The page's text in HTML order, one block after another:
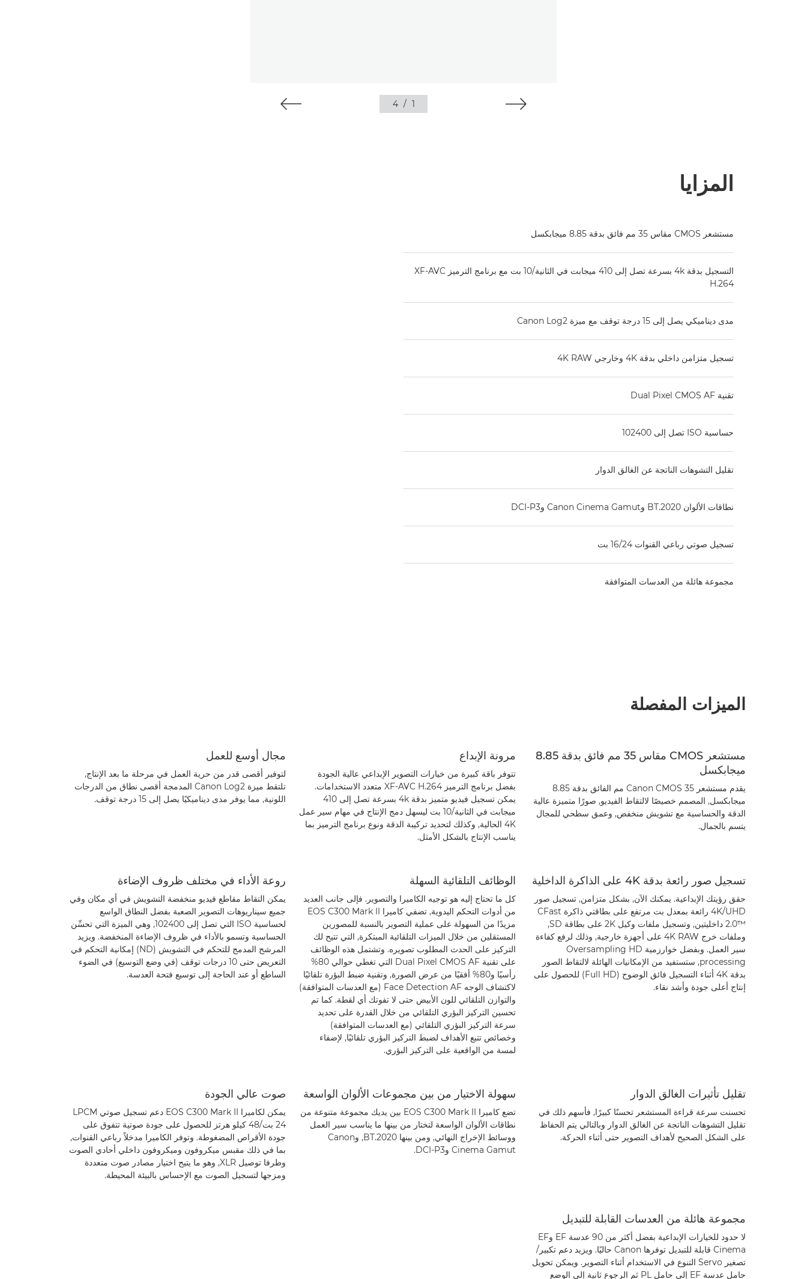
1
/
4
المزايا
مستشعر CMOS مقاس 35 مم فائق بدقة 8.85 ميجابكسل
التسجيل بدقة ‎4k بسرعة تصل إلى 410 ميجابت في الثانية/10 بت مع برنامج الترميز XF-AVC
H.264
مدى ديناميكي يصل إلى 15 درجة توقف مع ميزة Canon Log2
تسجيل متزامن داخلي بدقة ‎4K وخارجي ‎4K RAW
تقنية Dual Pixel CMOS AF
حساسية ISO تصل إلى 102400
تقليل التشوهات الناتجة عن الغالق الدوار
نطاقات الألوان BT.2020 وCanon Cinema Gamut وDCI-P3
تسجيل صوتي رباعي القنوات 16/24 بت
مجموعة هائلة من العدسات المتوافقة
الميزات المفصلة
مستشعر CMOS مقاس 35 مم فائق بدقة 8.85
ميجابكسل
يقدم مستشعر Canon CMOS 35 مم الفائق بدقة 8.85
ميجابكسل, المصمم خصيصًا لالتقاط الفيديو, صورًا متميزة عالية
الدقة والحساسية مع تشويش منخفض, وعمق سطحي للمجال
يتسم بالجمال.
مرونة الإبداع
تتوفر باقة كبيرة من خيارات التصوير الإبداعي عالية الجودة
بفضل برنامج الترميز XF-AVC H.264 متعدد الاستخدامات.
يمكن تسجيل فيديو متميز بدقة 4k بسرعة تصل إلى 410
ميجابت في الثانية/10 بت ليسهل دمج الإنتاج في مهام سير عمل
4K الحالية, وكذلك لتحديد تركيبة الدقة ونوع برنامج الترميز بما
يناسب الإنتاج بالشكل الأمثل.
مجال أوسع للعمل
لتوفير أقصى قدر من حرية العمل في مرحلة ما بعد الإنتاج,
تلتقط ميزة Canon Log2 المدمجة أقصى نطاق من الدرجات
اللونية, مما يوفر مدى ديناميكيًا يصل إلى 15 درجة توقف.
تسجيل صور رائعة بدقة ‎4K على الذاكرة الداخلية
حقق رؤيتك الإبداعية. يمكنك الآن, بشكل متزامن, تسجيل صور
‎4K/UHD رائعة بمعدل بت مرتفع على بطاقتي ذاكرة CFast
2.0™‎ داخليتين, وتسجيل ملفات وكيل ‎2K على بطاقة SD,
وملفات خرج ‎4K RAW على أجهزة خارجية, وذلك لرفع كفاءة
سير العمل. وبفضل خوارزمية Oversampling HD
processing, ستستفيد من الإمكانيات الهائلة لالتقاط الصور
بدقة ‎4K أثناء التسجيل فائق الوضوح (Full HD) للحصول على
إنتاج أعلى جودة وأشد نقاء.
الوظائف التلقائية السهلة
كل ما تحتاج إليه هو توجيه الكاميرا والتصوير. فإلى جانب العديد
من أدوات التحكم اليدوية, تضفي كاميرا EOS C300 Mark II
مزيدًا من السهولة على عملية التصوير بالنسبة للمصورين
المستقلين من خلال الميزات التلقائية المبتكرة, التي تتيح لك
التركيز على الحدث المطلوب تصويره. وتشتمل هذه الوظائف
على تقنية Dual Pixel CMOS AF التي تغطي حوالي 80%
رأسيًا و80% أفقيًا من عرض الصورة, وتقنية ضبط البؤرة تلقائيًا
لاكتشاف الوجه Face Detection AF (مع العدسات المتوافقة)
والتوازن التلقائي للون الأبيض حتى لا تفوتك أي لقطة. كما تم
تحسين التركيز البؤري التلقائي من خلال القدرة على تحديد
سرعة التركيز البؤري التلقائي (مع العدسات المتوافقة)
وخصائص تتبع الأهداف لضبط التركيز البؤري تلقائيًا, لإضفاء
لمسة من الواقعية على التركيز البؤري.
روعة الأداء في مختلف ظروف الإضاءة
يمكن التقاط مقاطع فيديو منخفضة التشويش في أي مكان وفي
جميع سيناريوهات التصوير الصعبة بفضل النطاق الواسع
لحساسية ISO التي تصل إلى 102400, وهي الميزة التي تحسِّن
الحساسية وتسمو بالأداء في ظروف الإضاءة المنخفضة. ويزيد
المرشح المدمج للتحكم في التشويش (ND) إمكانية التحكم في
التعريض حتى 10 درجات توقف (في وضع التوسيع) في الضوء
الساطع أو عند الحاجة إلى توسيع فتحة العدسة.
تقليل تأثيرات الغالق الدوار
تحسنت سرعة قراءة المستشعر تحسنًا كبيرًا, فأسهم ذلك في
تقليل التشوهات الناتجة عن الغالق الدوار وبالتالي يتم الحفاظ
على الشكل الصحيح لأهداف التصوير حتى أثناء الحركة.
سهولة الاختيار من بين مجموعات الألوان الواسعة
تضع كاميرا EOS C300 Mark II بين يديك مجموعة متنوعة من
نطاقات الألوان الواسعة لتختار من بينها ما يناسب سير العمل
ووسائط الإخراج النهائي, ومن بينها BT.2020, وCanon
Cinema Gamut وDCI-P3.
صوت عالي الجودة
يمكن لكاميرا EOS C300 Mark II دعم تسجيل صوتي ‎LPCM
‏24 بت/48 كيلو هرتز للحصول على جودة صوتية تتفوق على
جودة الأقراص المضغوطة. وتوفر الكاميرا مدخلاً رباعي القنوات,
بما في ذلك مقبس ميكروفون وميكروفون داخلي أحادي الصوت
وطرفا توصيل XLR, وهو ما يتيح اختيار مصادر صوت متعددة
ومزجها لتسجيل الصوت مع الإحساس بالبيئة المحيطة.
مجموعة هائلة من العدسات القابلة للتبديل
لا حدود للخيارات الإبداعية بفضل أكثر من 90 عدسة EF وEF
Cinema قابلة للتبديل توفرها Canon حاليًا. ويزيد دعم تكبير/
تصغير Servo التنوع في الاستخدام أثناء التصوير. ويمكن تحويل
حامل عدسة EF إلى حامل PL ثم الرجوع ثانية إلى الوضع